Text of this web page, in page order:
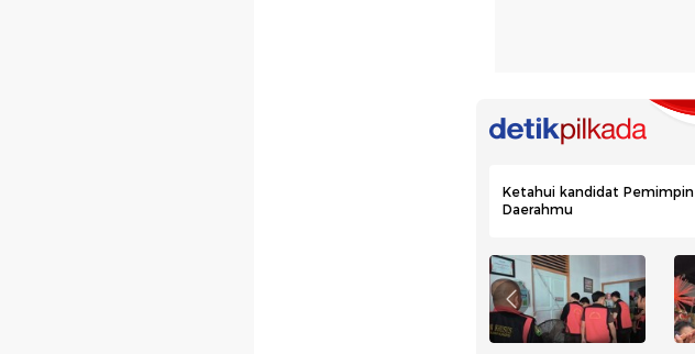
Ketahui kandidat Pemimpin
Daerahmu